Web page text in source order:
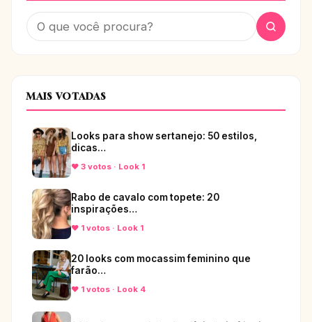
MAIS VOTADAS
Looks para show sertanejo: 50 estilos,
dicas…
♥ 3 votos · Look 1
Rabo de cavalo com topete: 20
inspirações…
♥ 1 votos · Look 1
20 looks com mocassim feminino que
farão…
♥ 1 votos · Look 4